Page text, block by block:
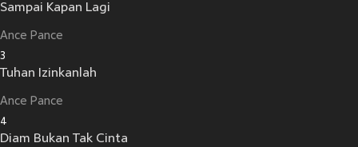
Sampai Kapan Lagi
Ance Pance
3
Tuhan Izinkanlah
Ance Pance
4
Diam Bukan Tak Cinta